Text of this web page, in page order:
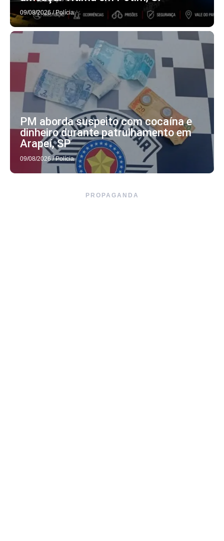
09/08/2026 / Polícia
PM aborda suspeito com cocaína e
dinheiro durante patrulhamento em
Arapeí, SP
09/08/2026 / Polícia
PROPAGANDA